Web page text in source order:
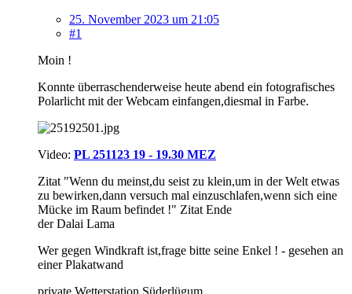
25. November 2023 um 21:05
#1
Moin !
Konnte überraschenderweise heute abend ein fotografisches
Polarlicht mit der Webcam einfangen,diesmal in Farbe.
Video: PL 251123 19 - 19.30 MEZ
Zitat "Wenn du meinst,du seist zu klein,um in der Welt etwas
zu bewirken,dann versuch mal einzuschlafen,wenn sich eine
Mücke im Raum befindet !" Zitat Ende
der Dalai Lama
Wer gegen Windkraft ist,frage bitte seine Enkel ! - gesehen an
einer Plakatwand
private Wetterstation Süderlügum